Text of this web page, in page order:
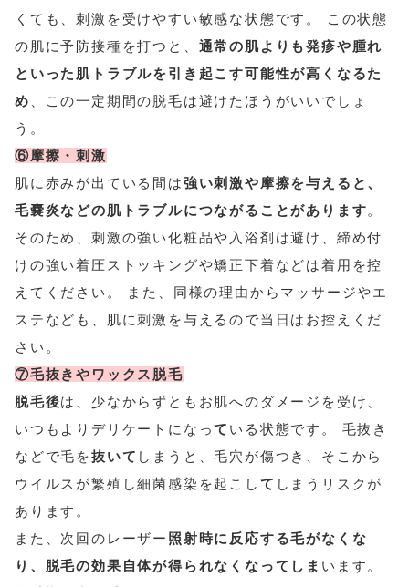
くても、刺激を受けやすい敏感な状態です。 この状態
の肌に予防接種を打つと、 通常の肌よりも発疹や腫れ
といった肌トラブルを引き起こす可能性が高くなるた
め
、この一定期間の脱毛は避けたほうがいいでしょ
う。
⑥摩擦・刺激
肌に赤みが出ている間は強い刺激や摩擦を与えると、
毛嚢炎などの肌トラブルにつながることがあります。
そのため、刺激の強い化粧品や入浴剤は避け、締め付
けの強い着圧ストッキングや矯正下着などは着用を控
えてください。 また、同様の理由からマッサージやエ
ステなども、肌に刺激を与えるので当日はお控えくだ
さい。
⑦毛抜きやワックス脱毛
脱毛後は、少なからずともお肌へのダメージを受け、
いつもよりデリケートになって いる状態です。 毛抜き
などで毛を抜いて しまうと、毛穴が傷つき、そこから
ウイルスが繁殖し細菌感染を起こし て しまうリスクが
あります。
また、次回のレーザー 照射時に反応する毛がなくな
り、脱毛の効果自体が得られなくなってしま います。